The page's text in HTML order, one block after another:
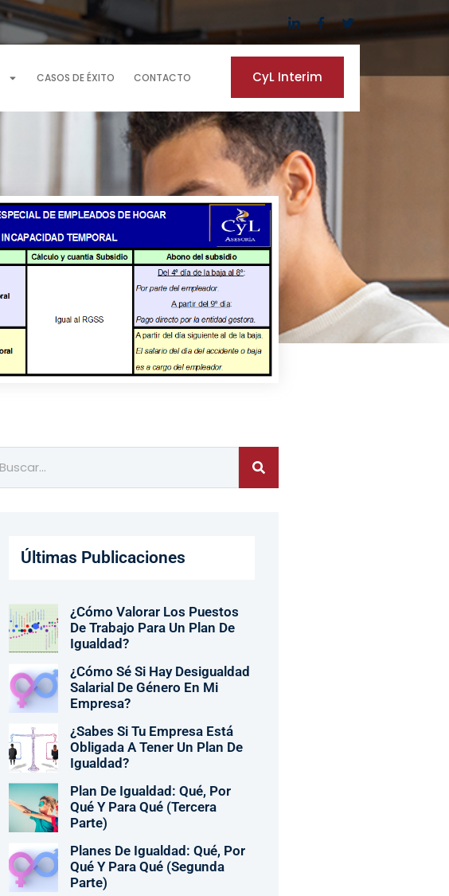
CASOS DE ÉXITO CONTACTO CyL Interim
Últimas Publicaciones
¿Cómo Valorar Los Puestos
De Trabajo Para Un Plan De
Igualdad?
¿Cómo Sé Si Hay Desigualdad
Salarial De Género En Mi
Empresa?
¿Sabes Si Tu Empresa Está
Obligada A Tener Un Plan De
Igualdad?
Plan De Igualdad: Qué, Por
Qué Y Para Qué (tercera
Parte)
Planes De Igualdad: Qué, Por
Qué Y Para Qué (segunda
Parte)